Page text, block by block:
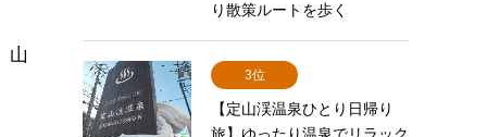
山
り散策ルートを歩く
3位
【定山渓温泉ひとり日帰り